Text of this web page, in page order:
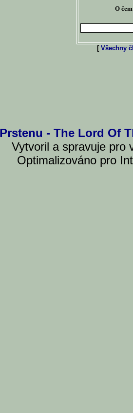
O
[ Všechny
- The Lord Of
Vytvoril a spravuje pro
Optimalizováno pro